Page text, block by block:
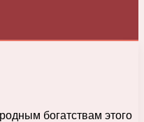
богатствам этого